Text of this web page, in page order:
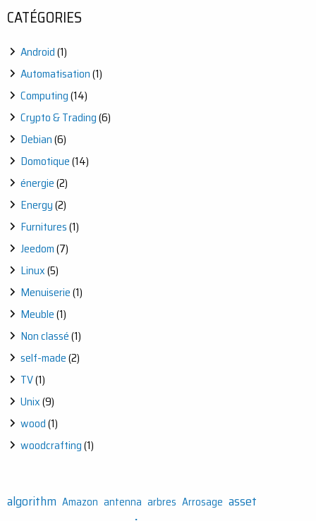
BOT
DE
GEKKO
CATÉGORIES
Android(1)
Automatisation(1)
Computing(14)
Crypto & Trading(6)
Debian(6)
Domotique(14)
énergie(2)
Energy(2)
Furnitures(1)
Jeedom(7)
Linux(5)
Menuiserie(1)
Meuble(1)
Non classé(1)
self-made(2)
TV(1)
Unix(9)
wood(1)
woodcrafting(1)
algorithm Amazon antenna arbres Arrosage asset